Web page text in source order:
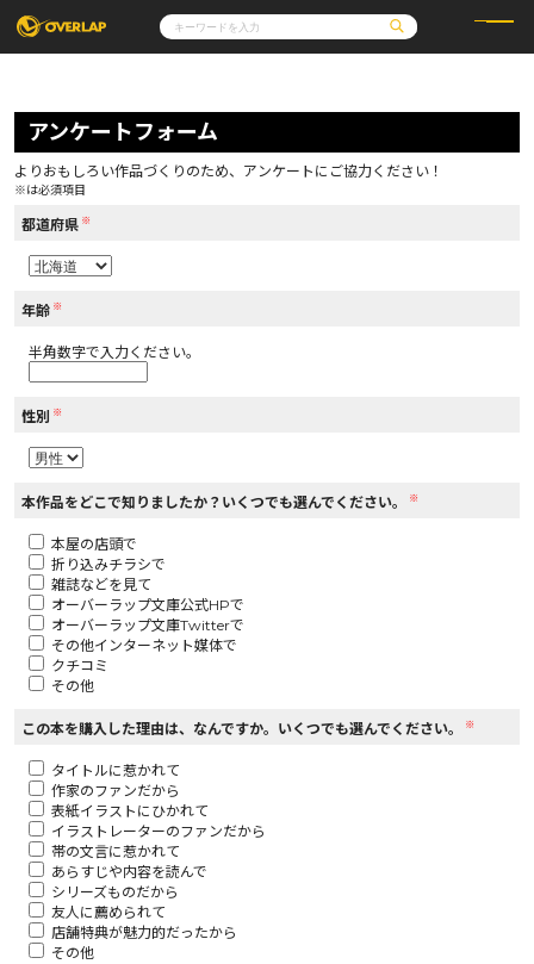
コミック
コミックガルド
コミッククリエ
LiQulle
ラブパルフェ
ライトノベル
ロサージュノベルス
その他
コミックエッセイ
通販・NEWS
OVERLAP STORE
アクセス
オーバーラップホールディングス
アンケートフォーム
よりおもしろい作品づくりのため、アンケートにご協力ください！
※は必須項目
都道府県 ※
年齢 ※
半角数字で入力ください。
性別 ※
本作品をどこで知りましたか？いくつでも選んでください。 ※
本屋の店頭で
折り込みチラシで
雑誌などを見て
オーバーラップ文庫公式HPで
オーバーラップ文庫Twitterで
その他インターネット媒体で
クチコミ
その他
この本を購入した理由は、なんですか。いくつでも選んでください。 ※
タイトルに惹かれて
作家のファンだから
表紙イラストにひかれて
イラストレーターのファンだから
帯の文言に惹かれて
あらすじや内容を読んで
シリーズものだから
友人に薦められて
店舗特典が魅力的だったから
その他